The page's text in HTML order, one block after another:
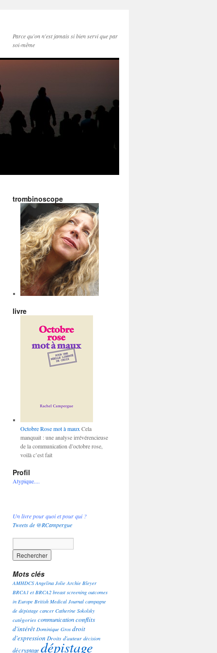
Parce qu'on n'est jamais si bien servi que par
soi-même
trombinoscope
livre
Octobre Rose mot à maux Cela
manquait : une analyse irrévérencieuse
de la communication d’octobre rose,
voilà c’est fait
Profil
Atypique....
Un livre pour quoi et pour qui ?
Tweets de @RCampergue
Mots clés
AMHDCS Angelina Jolie Archie Bleyer
BRCA1 et BRCA2 breast screening outcomes
in Europe British Medical Journal campagne
de dépistage cancer Catherine Sokolsky
catégories communicationconflits
d'intérêt Dominique Gros droit
d'expression Droits d'auteur décision
décryptage dépistage